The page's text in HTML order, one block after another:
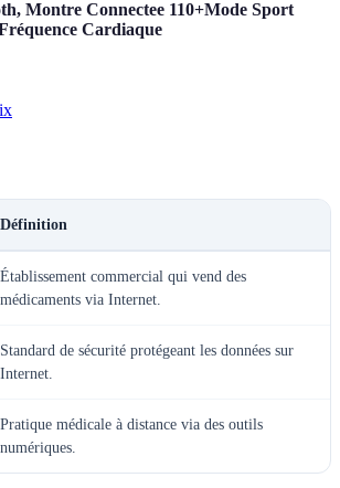
Montre Connectee 110+Mode Sport
Cardiaque
Définition
Établissement commercial qui vend des
médicaments via Internet.
Standard de sécurité protégeant les données sur
Internet.
Pratique médicale à distance via des outils
numériques.